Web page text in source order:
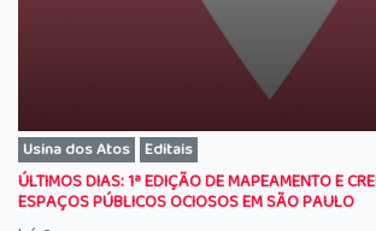
Usina dos Atos Editais
ÚLTIMOS DIAS: 1ª EDIÇÃO DE MAPEAMENTO E
ESPAÇOS PÚBLICOS OCIOSOS EM SÃO PAULO